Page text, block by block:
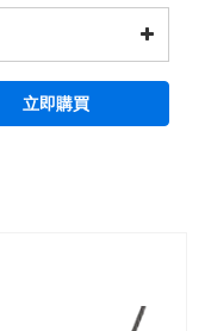
立即購買